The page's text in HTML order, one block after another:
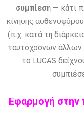
συμπίεση— κάτι
κίνησης
(π.χ. κατά τη
ταυτόχρονων άλλων
το LUCAS
Εφαρμογή στην